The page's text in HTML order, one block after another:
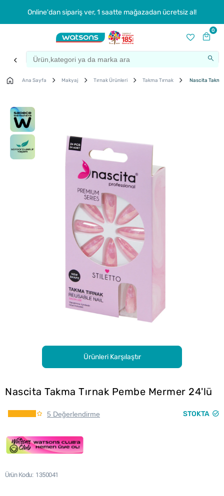
Online'dan sipariş ver, 1 saatte mağazadan ücretsiz al!
0
Ana Sayfa Makyaj Tırnak Ürünleri Takma Tırnak Nascita
Ürünleri Karşılaştır
Nascita Takma Tırnak Pembe Mermer 24'lü
5 Değerlendirme STOKTA
Ürün Kodu 1350041